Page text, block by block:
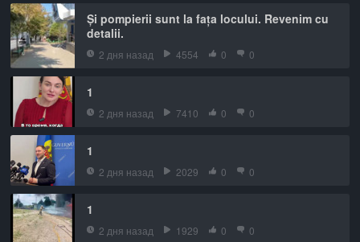
Și pompierii sunt la fața locului. Revenim cu
detalii.
2 дня назад 4554 0 0
1
2 дня назад 7410 0 0
1
2 дня назад 2029 0 0
1
2 дня назад 1929 0 0